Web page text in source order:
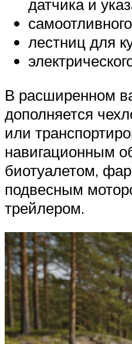
датчика и
лестниц для
В расширенном
дополняется
или
навигационным
биотуалетом,
подвесным
трейлером.